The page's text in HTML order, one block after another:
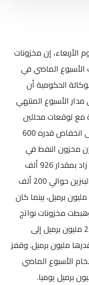
الأربعاء، إن مخزونات
الأسبوع الماضي في
الحكومية أن
برميل على مدار الأسبوع المنتهي
مقارنة مع توقعات محللين
استطلعت رويترز آراءهم والتي كانت تشير إلى انخفاض قدره 600
مخزون النفط في
مركز التسليم في كاشينج بولاية أوكلاهوما زاد بمقدار 926 ألف
برميل الأسبوع الماضي. وارتفعت مخزونات البنزين حوالي 200 ألف
برميل على مدار الأسبوع الماضي إلى 225.3 مليون برميل، بينما كان
برميل. وهبطت مخزونات نواتج
التقطير، التي تشمل الديزل وزيت التدفئة، 2.4 مليون برميل إلى
قدرها مليون برميل. وقفز
الأسبوع الماضي